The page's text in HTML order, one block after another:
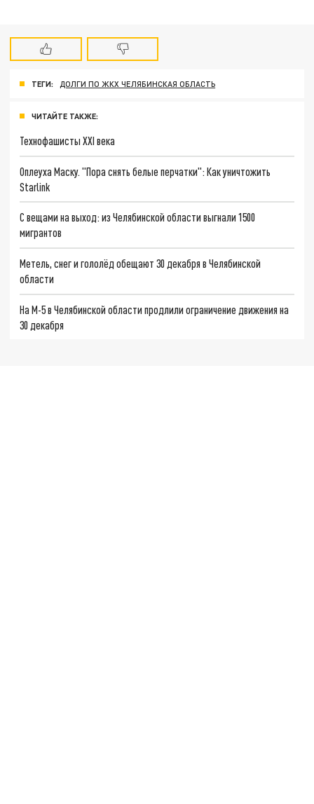
ТЕГИ: ДОЛГИ ПО ЖКХ ЧЕЛЯБИНСКАЯ ОБЛАСТЬ
ЧИТАЙТЕ ТАКЖЕ:
Технофашисты XXI века
Оплеуха Маску. "Пора снять белые перчатки": Как уничтожить
Starlink
С вещами на выход: из Челябинской области выгнали 1500
мигрантов
Метель, снег и гололёд обещают 30 декабря в Челябинской
области
На М-5 в Челябинской области продлили ограничение движения на
30 декабря